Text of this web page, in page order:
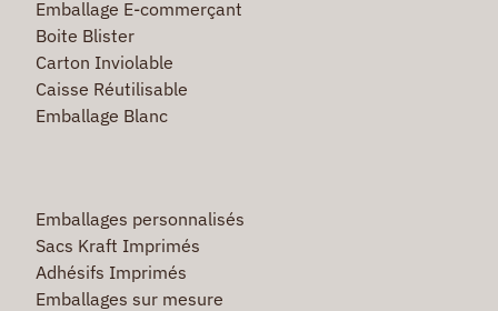
Emballage E-commerçant
Boite Blister
Carton Inviolable
Caisse Réutilisable
Emballage Blanc
Emballages personnalisés
Sacs Kraft Imprimés
Adhésifs Imprimés
Emballages sur mesure